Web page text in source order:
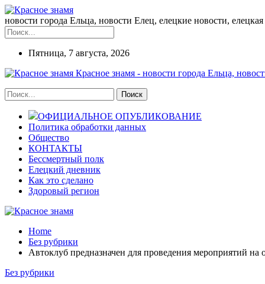
новости города Ельца, новости Елец, елецкие новости, елецкая
Пятница, 7 августа, 2026
Красное знамя - новости города Ельца,
ОФИЦИАЛЬНОЕ ОПУБЛИКОВАНИЕ
Политика обработки данных
Общество
КОНТАКТЫ
Бессмертный полк
Елецкий дневник
Как это сделано
Здоровый регион
Home
Без рубрики
Автоклуб предназначен для проведения мероприятий на
Без рубрики